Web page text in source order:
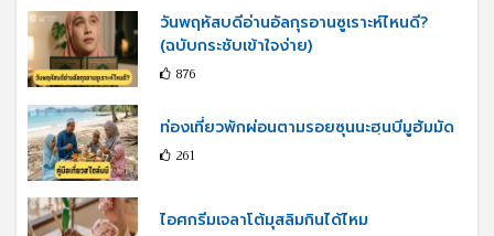
วันพฤหัสบดีอ่านอัลกุรอานซูเราะห์ไหนดี?
(ฉบับกระชับเข้าใจง่าย)
876
ท่องเที่ยวพักผ่อนตามรอยซุนนะฮฺนบีมูฮัมมัด
261
ไอศกรีมเจลาโต้มุสลิมกินได้ไหม